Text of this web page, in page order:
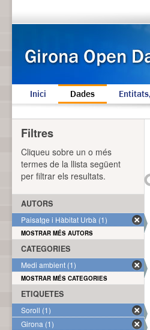
Inici Dades
Filtres
Cliqueu sobre un o més
termes de la llista següent
per filtrar els resultats.
AUTORS
Paisatge i Hàbitat Urbà (1)
MOSTRAR MÉS AUTORS
CATEGORIES
Medi ambient (1)
MOSTRAR MÉS CATEGORIES
ETIQUETES
Soroll (1)
Girona (1)